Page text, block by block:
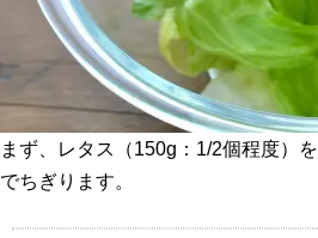
まず、レタス（150g：1/2個程度）
でちぎります。